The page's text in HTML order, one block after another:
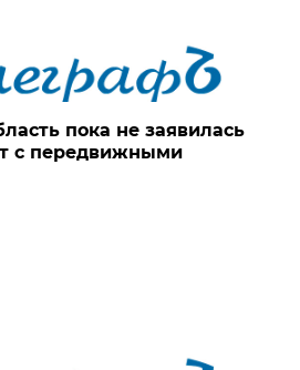
пока не заявилась
с передвижными